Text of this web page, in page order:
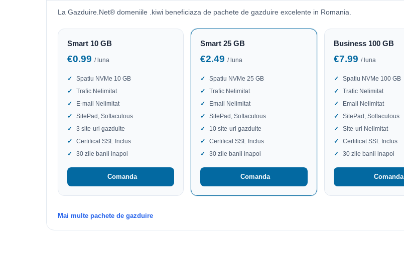
La Gazduire.Net® domeniile .kiwi beneficiaza de pachete de gazduire excelente in Romania.
Smart 10 GB
€0.99 / luna
Spatiu NVMe 10 GB
Trafic Nelimitat
E-mail Nelimitat
SitePad, Softaculous
3 site-uri gazduite
Certificat SSL Inclus
30 zile banii inapoi
Comanda
Smart 25 GB
€2.49/ luna
Spatiu NVMe 25 GB
Trafic Nelimitat
Email Nelimitat
SitePad, Softaculous
10 site-uri gazduite
Certificat SSL Inclus
30 zile banii inapoi
Comanda
Business 100 GB
€7.99 / luna
Spatiu NVMe 100 GB
Trafic Nelimitat
Email Nelimitat
SitePad, Softaculous
Site-uri Nelimitat
Certificat SSL Inclus
30 zile banii inapoi
Comanda
Mai multe pachete de gazduire